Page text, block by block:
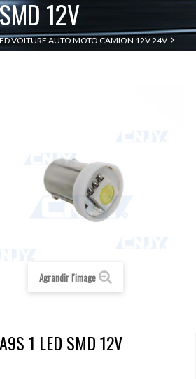
12V
VOITURE AUTO MOTO CAMION 12V 24V
Agrandir l'image
1 LED SMD 12V